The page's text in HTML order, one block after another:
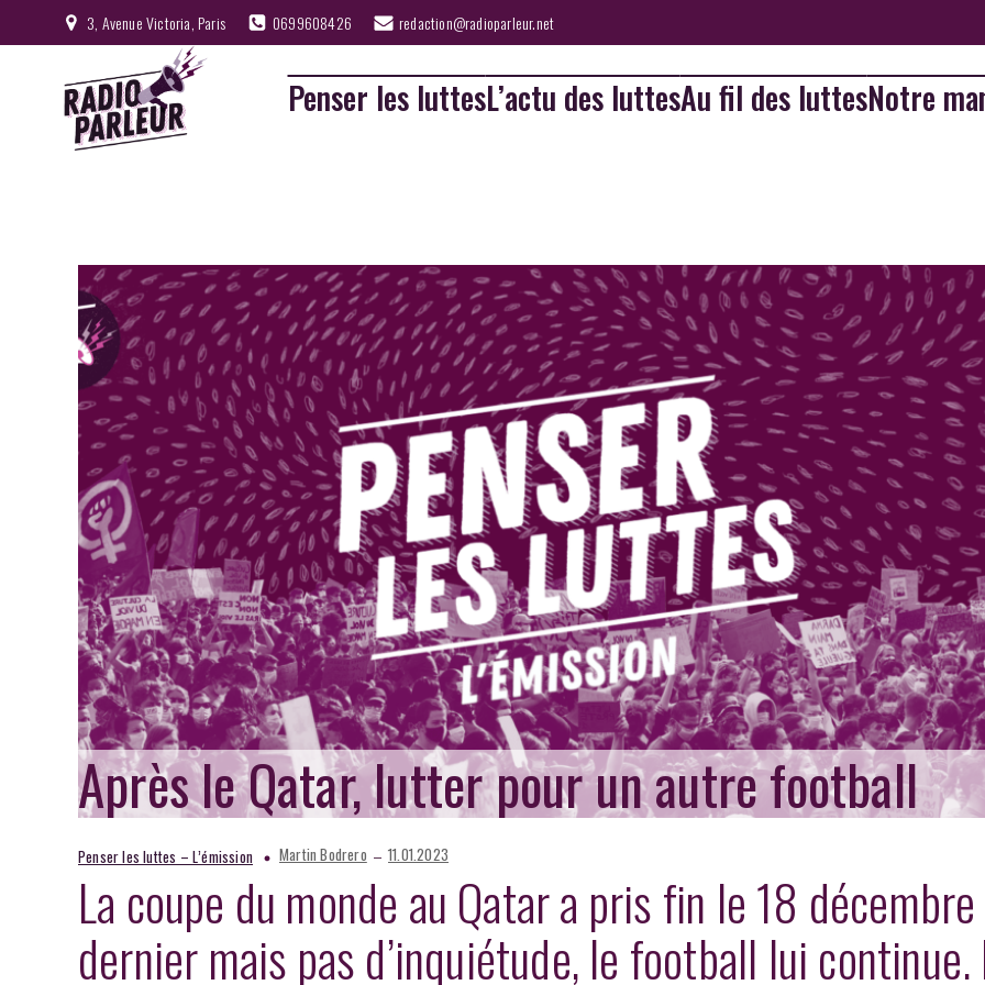
3, Avenue Victoria, Paris 0699608426 redaction@radioparleur.net
Penser les luttesL’actu des luttesAu fil des luttesNotre
Après le Qatar, lutter pour un autre football
Penser les luttes – L’émission Martin Bodrero – 11.01.2023
La coupe du monde au Qatar a pris fin le 18 décembre
dernier mais pas d’inquiétude, le football lui continue.